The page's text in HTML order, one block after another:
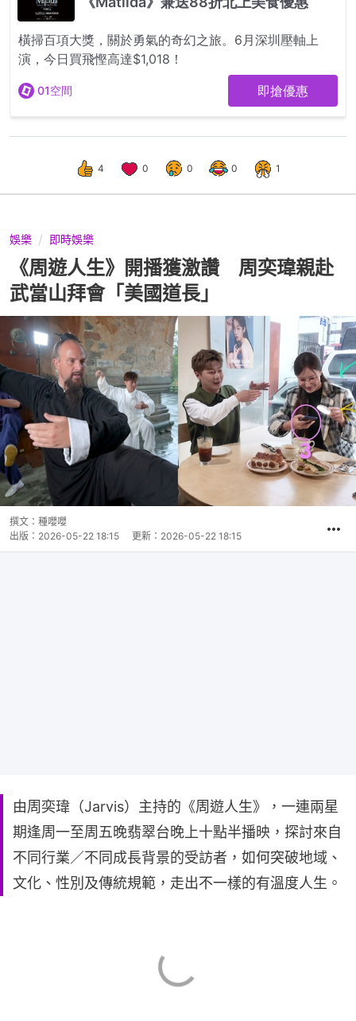
4 0 0 0 1
娛樂 即時娛樂
《周遊人生》開播獲激讚 周奕瑋親赴
武當山拜會「美國道長」
撰文： 種嚶嚶
出版： 2026-05-22 18:15 更新： 2026-05-22 18:15
由周奕瑋（Jarvis）主持的《周遊人生》，一連兩星
期逢周一至周五晚翡翠台晚上十點半播映，探討來自
不同行業／不同成長背景的受訪者，如何突破地域、
文化、性別及傳統規範，走出不一樣的有溫度人生。